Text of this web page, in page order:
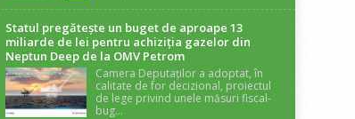
Statul pregătește un buget de aproape 13
miliarde de lei pentru achiziția gazelor din
Neptun Deep de la OMV Petrom
Camera Deputaților a adoptat, în
calitate de for decizional, proiectul
de lege privind unele măsuri fiscal-
bug...